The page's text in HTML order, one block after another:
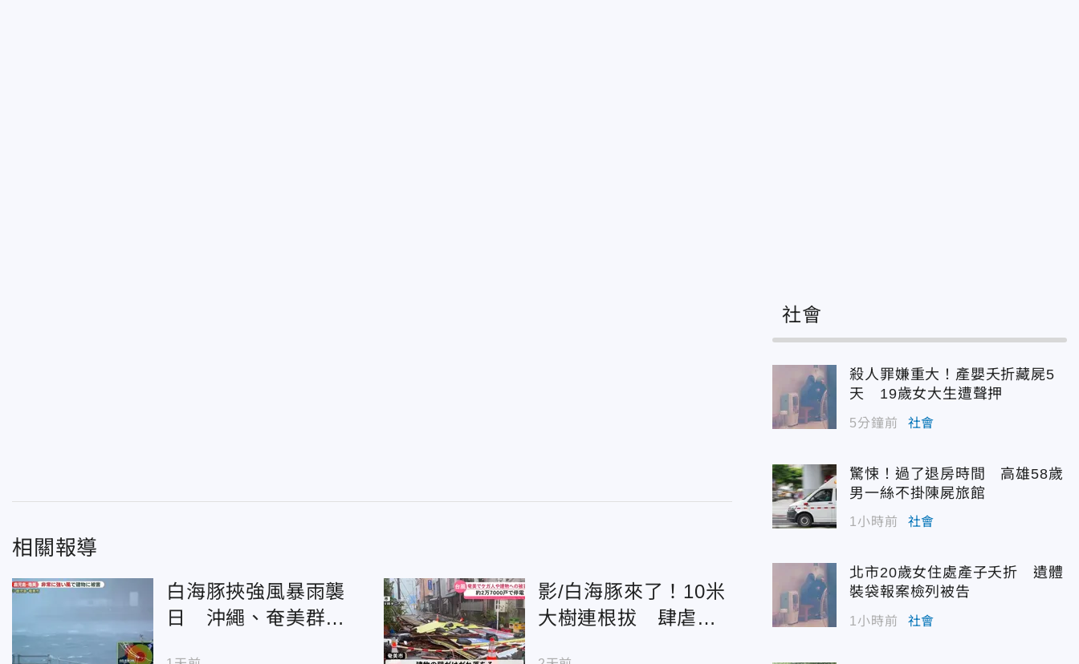
相關報導
白海豚挾強風暴雨襲
日 沖繩、奄美群島
影/白海豚來了！10米
大樹連根拔 肆虐沖
社會
殺人罪嫌重大！產嬰夭折藏屍5
天 19歲女大生遭聲押
5分鐘前 社會
驚悚！過了退房時間 高雄58歲
男一絲不掛陳屍旅館
1小時前 社會
北市20歲女住處產子夭折 遺體
裝袋報案檢列被告
1小時前 社會